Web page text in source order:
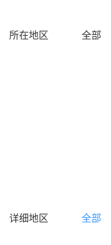
所在地区
全部
详细地区
全部